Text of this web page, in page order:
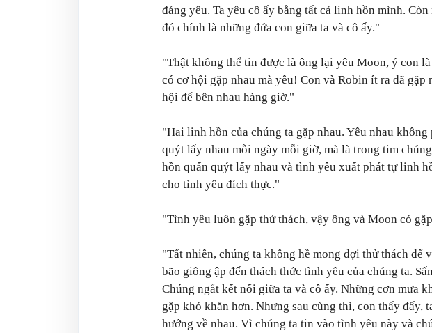
đáng yêu. Ta yêu cô ấy bằng tất cả linh hồn mình.
đó chính là những đứa con giữa ta và cô ấy."
"Thật không thể tin được là ông lại yêu Moon, ý con
có cơ hội gặp nhau mà yêu! Con và Robin ít ra đã gặp
hội để bên nhau hàng giờ."
"Hai linh hồn của chúng ta gặp nhau. Yêu nhau không
quýt lấy nhau mỗi ngày mỗi giờ, mà là trong tim
hồn quấn quýt lấy nhau và tình yêu xuất phát tự linh
cho tình yêu đích thực."
"Tình yêu luôn gặp thử thách, vậy ông và Moon có gặp
"Tất nhiên, chúng ta không hề mong đợi thử thách để
bão giông ập đến thách thức tình yêu của chúng ta.
Chúng ngắt kết nối giữa ta và cô ấy. Những cơn mưa
gặp khó khăn hơn. Nhưng sau cùng thì, con thấy đấy,
hướng về nhau. Vì chúng ta tin vào tình yêu này và